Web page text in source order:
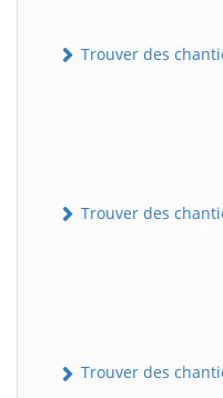
Trouver des
Trouver des
Trouver des